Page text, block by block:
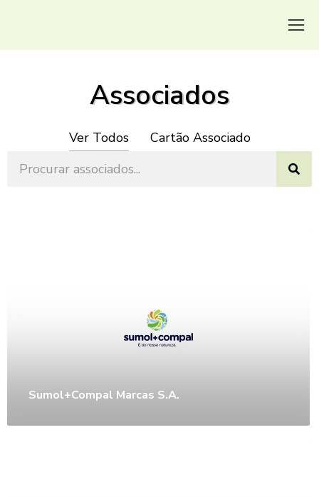
Associados
Ver Todos Cartão Associado
Sumol+Compal Marcas S.A.